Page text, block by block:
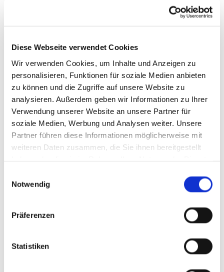
Diese Webseite verwendet Cookies
Wir verwenden Cookies, um Inhalte und Anzeigen zu
personalisieren, Funktionen für soziale Medien anbieten
zu können und die Zugriffe auf unsere Website zu
analysieren. Außerdem geben wir Informationen zu Ihrer
Verwendung unserer Website an unsere Partner für
soziale Medien, Werbung und Analysen weiter. Unsere
Partner führen diese Informationen möglicherweise mit
weiteren Daten zusammen, die Sie ihnen bereitgestellt
Notwendig
Präferenzen
Statistiken
Effizient
und intuitiv
Code. Lieblingsvorlage auswählen, individuell